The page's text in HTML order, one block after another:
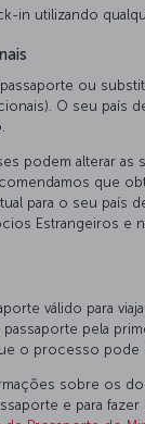
in utilizando
ou
O seu país
podem alterar as
que
para o seu país
Estrangeiros e
válido para
pela
o processo pode
sobre os
e para fazer